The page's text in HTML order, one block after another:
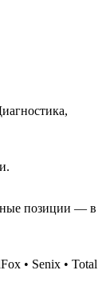
позиции — в
• Senix • Total